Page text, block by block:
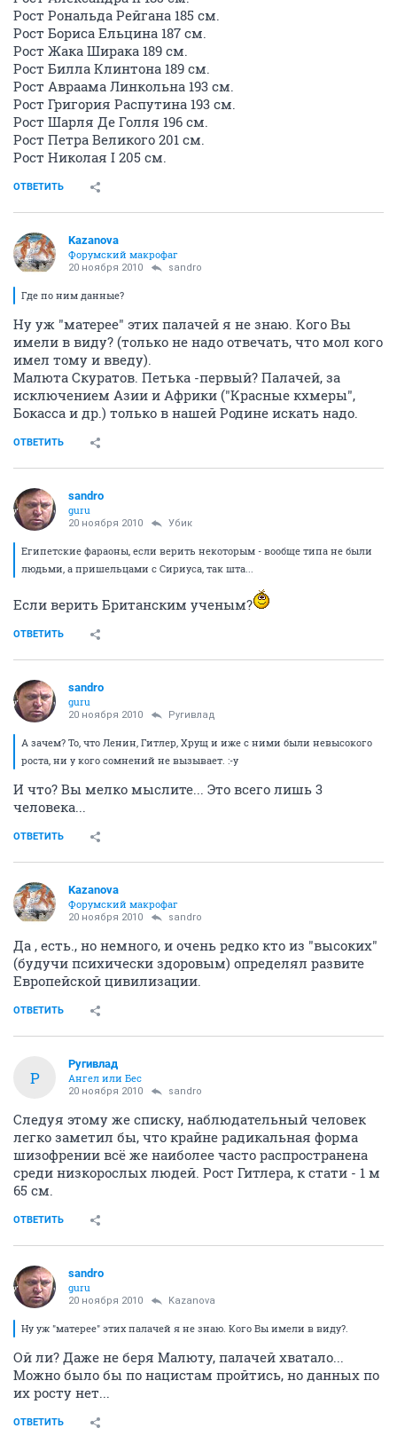
Рост Рональда Рейгана 185 см.
Рост Бориса Ельцина 187 см.
Рост Жака Ширака 189 см.
Рост Билла Клинтона 189 см.
Рост Авраама Линкольна 193 см.
Рост Григория Распутина 193 см.
Рост Шарля Де Голля 196 см.
Рост Петра Великого 201 см.
Рост Николая I 205 см.
ОТВЕТИТЬ
Kazanova
Форумский макрофаг
20 ноября 2010 sandro
Где по ним данные?
Ну уж "матерее" этих палачей я не знаю. Кого Вы
имели в виду? (только не надо отвечать, что мол кого
имел тому и введу).
Малюта Скуратов. Петька -первый? Палачей, за
исключением Азии и Африки ("Красные кхмеры",
Бокасса и др.) только в нашей Родине искать надо.
ОТВЕТИТЬ
sandro
guru
20 ноября 2010 Убик
Египетские фараоны, если верить некоторым - вообще типа не были
людьми, а пришельцами с Сириуса, так шта...
Если верить Британским ученым?
ОТВЕТИТЬ
sandro
guru
20 ноября 2010 Ругивлад
А зачем? То, что Ленин, Гитлер, Хрущ и иже с ними были невысокого
роста, ни у кого сомнений не вызывает. :-y
И что? Вы мелко мыслите... Это всего лишь 3
человека...
ОТВЕТИТЬ
Kazanova
Форумский макрофаг
20 ноября 2010 sandro
Да , есть., но немного, и очень редко кто из "высоких"
(будучи психически здоровым) определял развите
Европейской цивилизации.
ОТВЕТИТЬ
Р
Ругивлад
Ангел или Бес
20 ноября 2010 sandro
Следуя этому же списку, наблюдательный человек
легко заметил бы, что крайне радикальная форма
шизофрении всё же наиболее часто распространена
среди низкорослых людей. Рост Гитлера, к стати - 1 м
65 см.
ОТВЕТИТЬ
sandro
guru
20 ноября 2010 Kazanova
Ну уж "матерее" этих палачей я не знаю. Кого Вы имели в виду?.
Ой ли? Даже не беря Малюту, палачей хватало...
Можно было бы по нацистам пройтись, но данных по
их росту нет...
ОТВЕТИТЬ